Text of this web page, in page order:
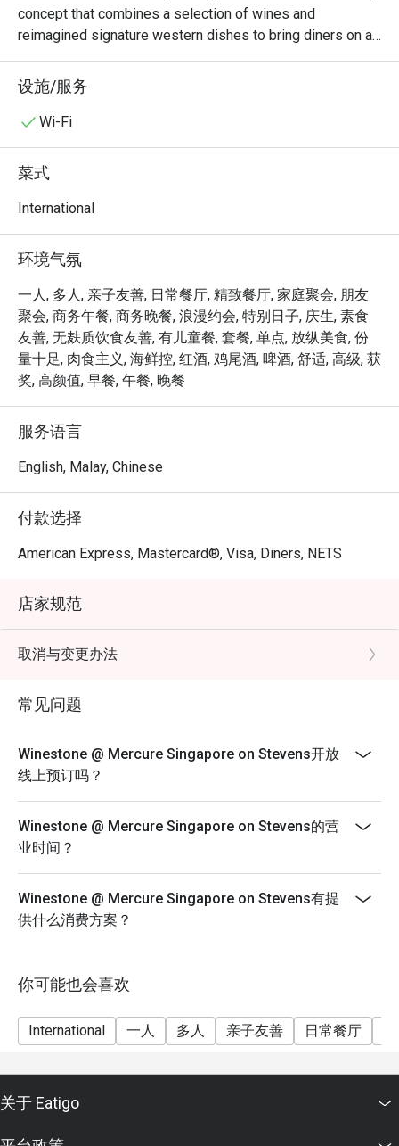
concept that combines a selection of wines and
reimagined signature western dishes to bring diners on a
fresh epicurean journey complemented with affordable
quality wines from all over the world. The name of the
restaurant reflects the idea of the outlet, a new
distinguishing concept with two elements: the wine
meals served on stone boards. Indulge in these
gastronomic delights over lunch meeting, afternoon soiree
or a relaxing dinner gathering. Dine at a place where great
设施/服务
Wi-Fi
菜式
International
环境气氛
一人, 多人, 亲子友善, 日常餐厅, 精致餐厅, 家庭聚会, 朋友
聚会, 商务午餐, 商务晚餐, 浪漫约会, 特别日子, 庆生, 素食
友善, 无麸质饮食友善, 有儿童餐, 套餐, 单点, 放纵美食, 份
量十足, 肉食主义, 海鲜控, 红酒, 鸡尾酒, 啤酒, 舒适, 高级, 获
奖, 高颜值, 早餐, 午餐, 晚餐
服务语言
English, Malay, Chinese
付款选择
American Express, Mastercard®, Visa, Diners, NETS
店家规范
取消与变更办法
常见问题
Winestone @ Mercure Singapore on Stevens开放
线上预订吗？
Winestone @ Mercure Singapore on Stevens的营
业时间？
Winestone @ Mercure Singapore on Stevens有提
供什么消费方案？
你可能也会喜欢
International 一人 多人 亲子友善 日常餐厅
关于 Eatigo